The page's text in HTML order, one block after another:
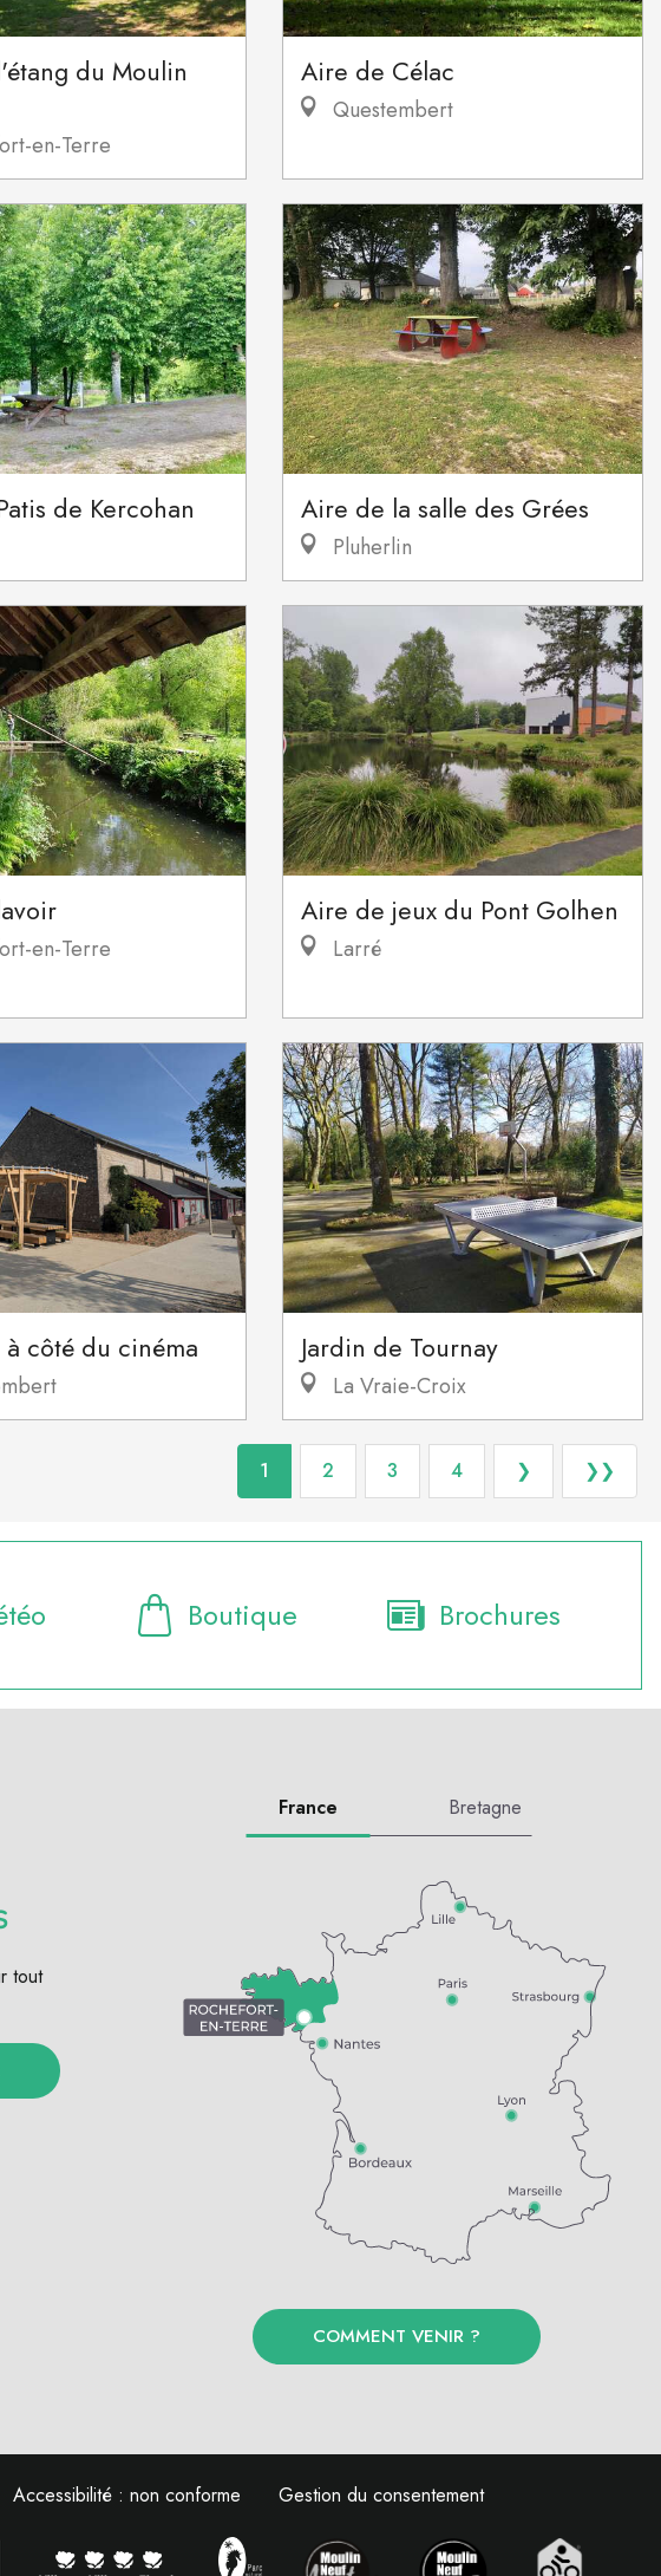
du Moulin
en-Terre
Aire de Célac
Questembert
de Kercohan Aire de la salle des Grées
Pluherlin
en-Terre
Aire de jeux du Pont Golhen
Larré
à côté du cinéma Jardin de Tournay
La Vraie-Croix
1 2 3 4 ❯ ❯❯
Boutique Brochures
tout
France Bretagne
COMMENT VENIR ?
Accessibilité : non conforme Gestion du consentement